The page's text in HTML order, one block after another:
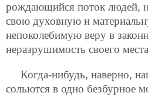
рождающийся поток людей,
свою духовную и
непоколебимую веру в
неразрушимость своего
Когда-нибудь, наверно,
сольются в одно безбурное